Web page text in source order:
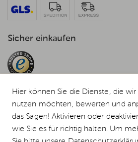
Sicher einkaufen
© 2026 Weststyle GmbH · Europas
Alle Preise inkl. MwSt., inkl.
Hier können Sie die Dienste, die
nutzen möchten, bewerten und
das Sagen! Aktivieren oder
wie Sie es für richtig halten. Um